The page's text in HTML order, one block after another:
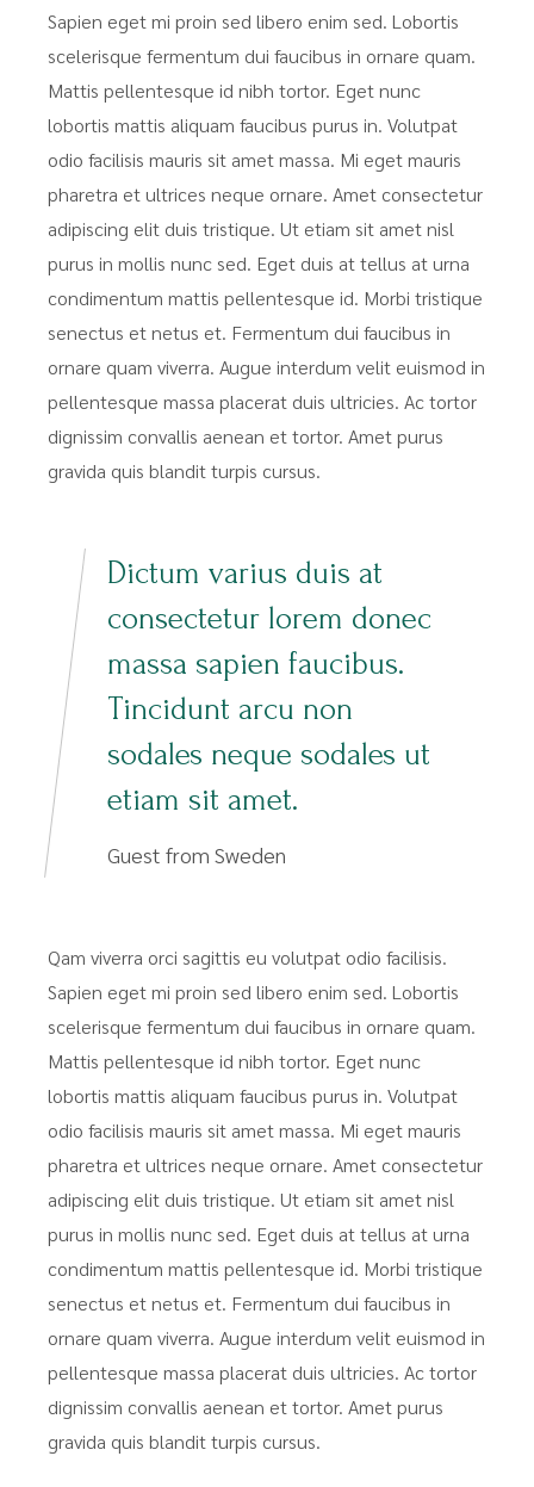
Sapien eget mi proin sed libero enim sed. Lobortis
scelerisque fermentum dui faucibus in ornare quam.
Mattis pellentesque id nibh tortor. Eget nunc
lobortis mattis aliquam faucibus purus in. Volutpat
odio facilisis mauris sit amet massa. Mi eget mauris
pharetra et ultrices neque ornare. Amet consectetur
adipiscing elit duis tristique. Ut etiam sit amet nisl
purus in mollis nunc sed. Eget duis at tellus at urna
condimentum mattis pellentesque id. Morbi tristique
senectus et netus et. Fermentum dui faucibus in
ornare quam viverra. Augue interdum velit euismod in
pellentesque massa placerat duis ultricies. Ac tortor
dignissim convallis aenean et tortor. Amet purus
gravida quis blandit turpis cursus.
Dictum varius duis at
consectetur lorem donec
massa sapien faucibus.
Tincidunt arcu non
sodales neque sodales ut
etiam sit amet.
Guest from Sweden
Qam viverra orci sagittis eu volutpat odio facilisis.
Sapien eget mi proin sed libero enim sed. Lobortis
scelerisque fermentum dui faucibus in ornare quam.
Mattis pellentesque id nibh tortor. Eget nunc
lobortis mattis aliquam faucibus purus in. Volutpat
odio facilisis mauris sit amet massa. Mi eget mauris
pharetra et ultrices neque ornare. Amet consectetur
adipiscing elit duis tristique. Ut etiam sit amet nisl
purus in mollis nunc sed. Eget duis at tellus at urna
condimentum mattis pellentesque id. Morbi tristique
senectus et netus et. Fermentum dui faucibus in
ornare quam viverra. Augue interdum velit euismod in
pellentesque massa placerat duis ultricies. Ac tortor
dignissim convallis aenean et tortor. Amet purus
gravida quis blandit turpis cursus.